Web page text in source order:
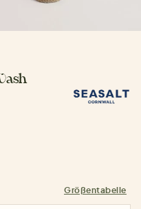
Größentabelle